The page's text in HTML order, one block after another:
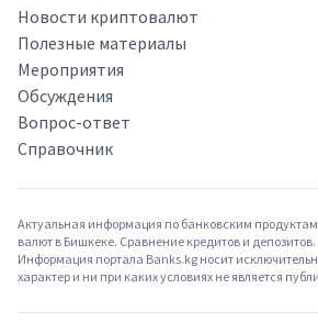
Новости криптовалют
Полезные материалы
Мероприятия
Обсуждения
Вопрос-ответ
Справочник
Актуальная информация по банковским
валют в Бишкеке. Сравнение кредитов и депозитов.
Информация портала Banks.kg носит
характер и ни при каких условиях не является